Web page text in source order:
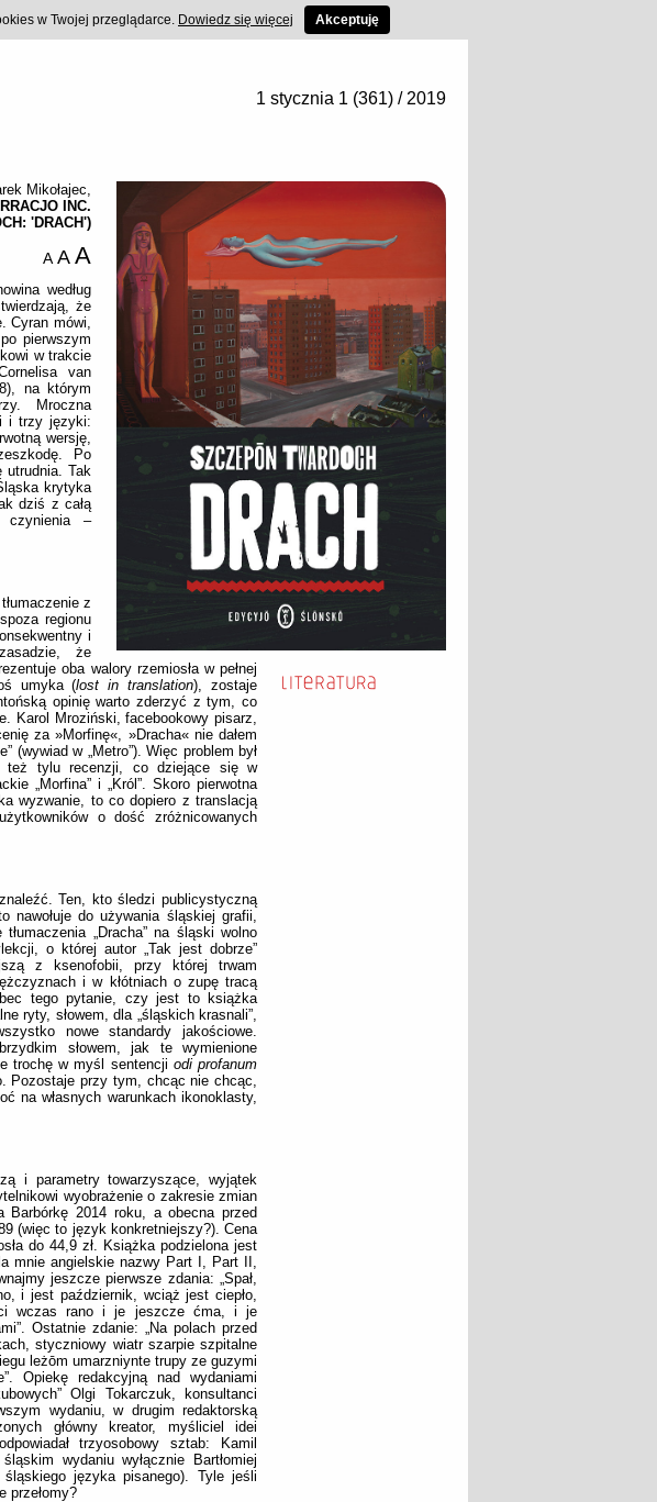
1 stycznia 1 (361) / 2019
Mikołajec,
INC.
'DRACH')
A A A
według
że
Cyran mówi,
pierwszym
w trakcie
van
na którym
Mroczna
i trzy języki:
wersję,
Po
utrudnia. Tak
krytyka
dziś z całą
czynienia –
z
regionu
i
że
oba walory rzemiosła w pełnej
umyka (lost in translation), zostaje
opinię warto zderzyć z tym, co
Karol Mroziński, facebookowy pisarz,
za »Morfinę«, »Dracha« nie dałem
(wywiad w „Metro”). Więc problem był
też tylu recenzji, co dziejące się w
„Morfina” i „Król”. Skoro pierwotna
wyzwanie, to co dopiero z translacją
o dość zróżnicowanych
Ten, kto śledzi publicystyczną
nawołuje do używania śląskiej grafii,
„Dracha” na śląski wolno
o której autor „Tak jest dobrze”
z ksenofobii, przy której trwam
i w kłótniach o zupę tracą
tego pytanie, czy jest to książka
ryty, słowem, dla „śląskich krasnali”,
nowe standardy jakościowe.
słowem, jak te wymienione
trochę w myśl sentencji odi profanum
Pozostaje przy tym, chcąc nie chcąc,
na własnych warunkach ikonoklasty,
i parametry towarzyszące, wyjątek
wyobrażenie o zakresie zmian
Barbórkę 2014 roku, a obecna przed
(więc to język konkretniejszy?). Cena
do 44,9 zł. Książka podzielona jest
mnie angielskie nazwy Part I, Part II,
jeszcze pierwsze zdania: „Spał,
i jest październik, wciąż jest ciepło,
wczas rano i je jeszcze ćma, i je
Ostatnie zdanie: „Na polach przed
styczniowy wiatr szarpie szpitalne
leżōm umarzniynte trupy ze guzymi
Opiekę redakcyjną nad wydaniami
Olgi Tokarczuk, konsultanci
wydaniu, w drugim redaktorską
główny kreator, myśliciel idei
trzyosobowy sztab: Kamil
wydaniu wyłącznie Bartłomiej
języka pisanego). Tyle jeśli
przełomy?
w Twojej przeglądarce. Dowiedz się więcej Akceptuję